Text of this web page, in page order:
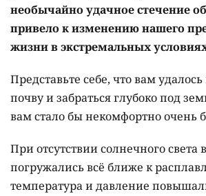
необычайно удачное стечение
привело к изменению нашего
жизни в экстремальных
Представьте себе, что вам
почву и забраться глубоко под
вам стало бы некомфортно очень
При отсутствии солнечного света
погружались всё ближе к
температура и давление